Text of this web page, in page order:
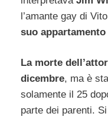
l’amante gay di
suo
La morte
dicembre, ma è
solamente il 25
parte dei parenti.